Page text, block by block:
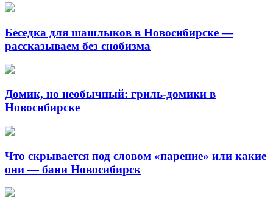
Беседка для шашлыков в Новосибирске —
рассказываем без снобизма
Домик, но необычный: гриль-домики в
Новосибирске
Что скрывается под словом «парение» или какие
они — бани Новосибирск